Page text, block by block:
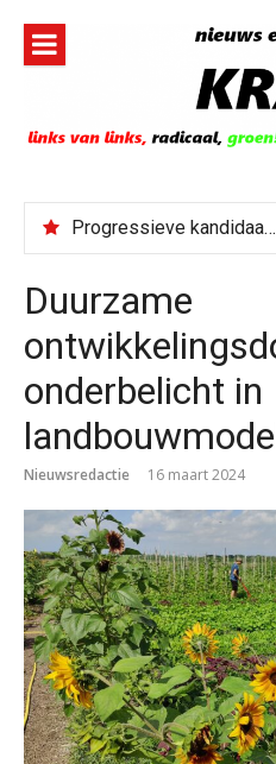
inhoud
Progressieve kandidaat El-Sayed senaatskandidaat Michigan
Duurzame
onderbelicht in
Nieuwsredactie 16 maart 2024